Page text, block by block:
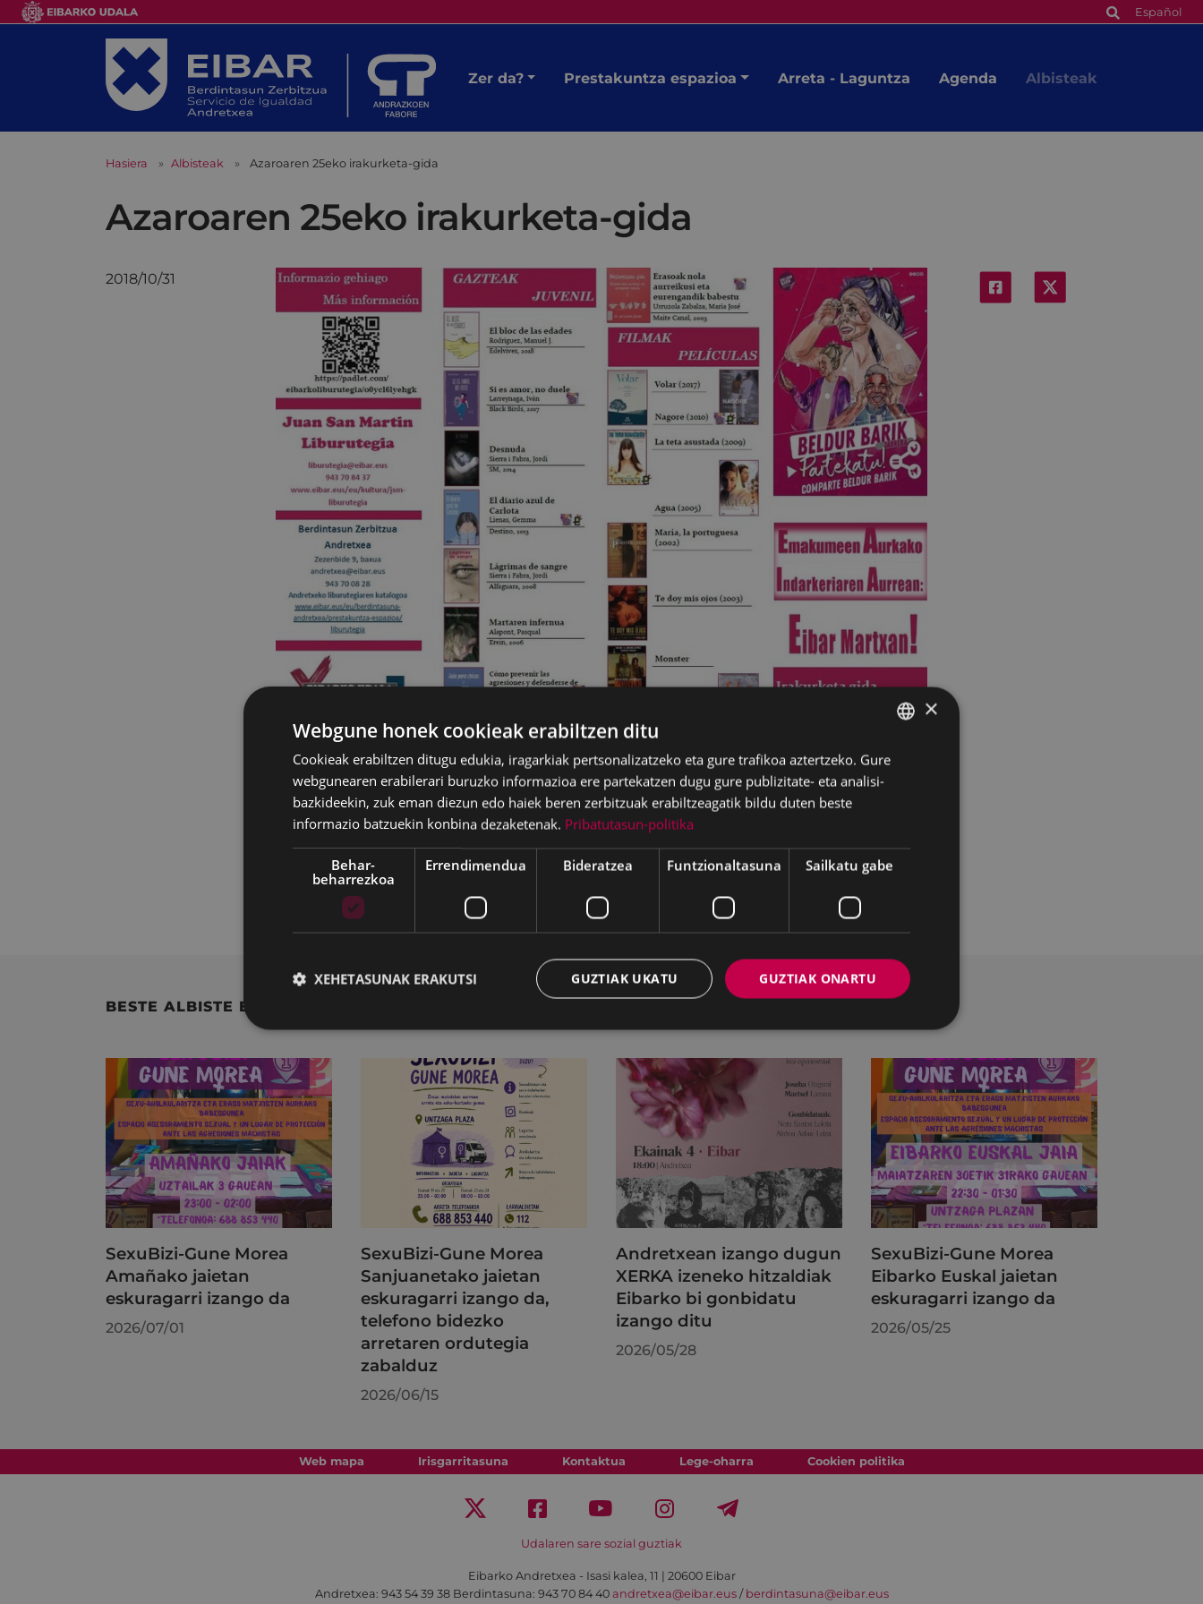
Español
Zer da? Prestakuntza espazioa Arreta - Laguntza Agenda Albisteak
Hasiera Albisteak Azaroaren 25eko irakurketa-gida
Azaroaren 25eko irakurketa-gida
2018/10/31
Juan San Martin Liburutegiak eta Berdintasun Zerbitzua-Andretxeak elkarlanean
azaroaren 25eko irakurketa-gida argitaratu dute.
liburuetako batzuk jasotzen dira.
Irakurketa-gida ikusteko SAKATU HEMEN
BESTE ALBISTE BATZUK
SexuBizi-Gune Morea
Amañako jaietan
eskuragarri izango da
2026/07/01
SexuBizi-Gune Morea
Sanjuanetako jaietan
eskuragarri izango da,
telefono bidezko
arretaren ordutegia
zabalduz
2026/06/15
Andretxean izango dugun
XERKA izeneko hitzaldiak
Eibarko bi gonbidatu
izango ditu
2026/05/28
SexuBizi-Gune Morea
Eibarko Euskal jaietan
eskuragarri izango da
2026/05/25
Web mapa Irisgarritasuna Kontaktua Lege-oharra Cookien politika
Udalaren sare sozial guztiak
Eibarko Andretxea - Isasi kalea, 11 | 20600 Eibar
Andretxea: 943 54 39 38 Berdintasuna: 943 70 84 40 andretxea@eibar.eus/ berdintasuna@eibar.eus
BASQUE
SPANISH
×
Webgune honek cookieak erabiltzen ditu
Cookieak erabiltzen ditugu edukia, iragarkiak pertsonalizatzeko eta gure trafikoa aztertzeko. Gure
webgunearen erabilerari buruzko informazioa ere partekatzen dugu gure publizitate- eta analisi-
bazkideekin, zuk eman diezun edo haiek beren zerbitzuak erabiltzeagatik bildu duten beste
informazio batzuekin konbina dezaketenak. Pribatutasun-politika
Behar-
beharrezkoa
Errendimendua Bideratzea Funtzionaltasuna Sailkatu gabe
GUZTIAK ONARTU
GUZTIAK UKATU
XEHETASUNAK ERAKUTSI